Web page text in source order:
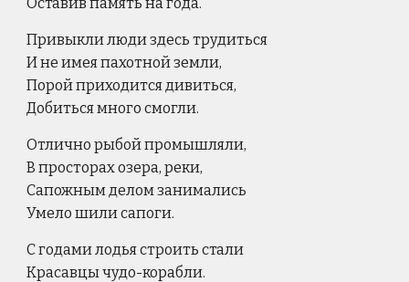
Привыкли люди здесь трудиться
И не имея пахотной земли,
Порой приходится дивиться,
Добиться много смогли.
Отлично рыбой промышляли,
В просторах озера, реки,
Сапожным делом занимались
Умело шили сапоги.
С годами лодья строить стали
Красавцы чудо-корабли.